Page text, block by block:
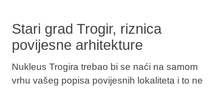
Stari grad Trogir, riznica
povijesne arhitekture
Nukleus Trogira trebao bi se naći na samom
vrhu vašeg popisa povijesnih lokaliteta i to ne